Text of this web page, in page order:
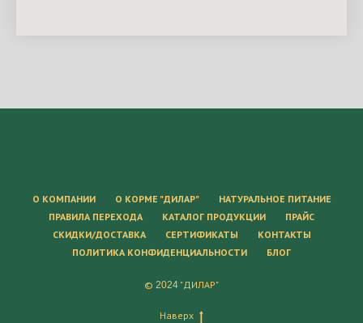
О КОМПАНИИ О КОРМЕ "ДИЛАР"
НАТУРАЛЬНОЕ ПИТАНИЕ
ПРАВИЛА ПЕРЕХОДА
КАТАЛОГ ПРОДУКЦИИ
ПРАЙС
СКИДКИ/ДОСТАВКА
СЕРТИФИКАТЫ
КОНТАКТЫ
ПОЛИТИКА КОНФИДЕНЦИАЛЬНОСТИ
БЛОГ
© 2024 "ДИЛАР"
Наверх